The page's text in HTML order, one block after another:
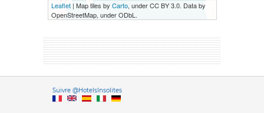
Leaflet| Map tiles by Carto, under CC BY 3.0. Data by
OpenStreetMap, under ODbL.
Suivre @HotelsInsolitesVersione